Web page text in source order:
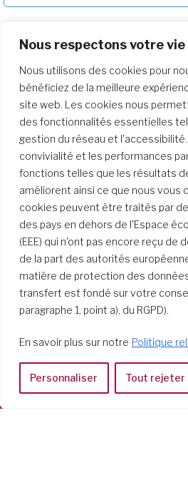
Nous respectons votre vie
Nous utilisons des cookies pour
bénéficiez de la meilleure
site web. Les cookies nous
des fonctionnalités essentielles
gestion du réseau et
convivialité et les performances
fonctions telles que les résultats
améliorent ainsi ce que nous vous
cookies peuvent être traités par
des pays en dehors de l'Espace
(EEE) qui n'ont pas encore reçu de
de la part des autorités
matière de protection des
transfert est fondé sur votre
paragraphe 1, point a), du RGPD).
En savoir plus sur notre Politique
Personnaliser Tout rejeter
Approfondir notre parcours de
formation
Società del Sacro
Casa
Tel: 06 58 23 03 32 or